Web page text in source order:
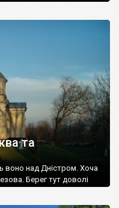
Всі епітафії, які
– цвинтар
У 1924-1940
та
воно над Дністром. Хоча
Берег тут доволі